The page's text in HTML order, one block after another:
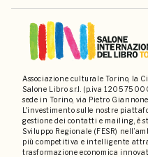
Associazione culturale Torino, la
Salone Libro s.r.l. (p.iva
sede in Torino, via Pietro Giannone
L'investimento sulle nostre
gestione dei contatti e mailing, è
Sviluppo Regionale (FESR)
più competitiva e intelligente
trasformazione economica